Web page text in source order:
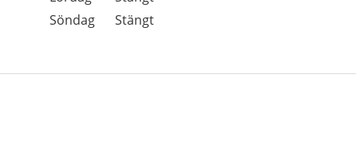
Söndag
Stängt